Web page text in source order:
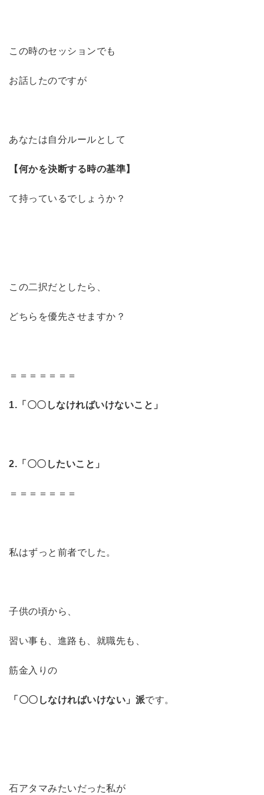
この時のセッションでも
お話したのですが
あなたは自分ルールとして
【何かを決断する時の基準】
て持っているでしょうか？
この二択だとしたら、
どちらを優先させますか？
＝＝＝＝＝＝＝
1.「〇〇しなければいけないこと」
2.「〇〇したいこと」
＝＝＝＝＝＝＝
私はずっと前者でした。
子供の頃から、
習い事も、進路も、就職先も、
筋金入りの
「〇〇しなければいけない」派です。
石アタマみたいだった私が